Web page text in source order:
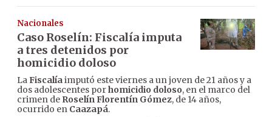
Nacionales
Caso Roselín: Fiscalía imputa
a tres detenidos por
homicidio doloso
LaFiscalíaimputó este viernes a un joven de 21 años y a
dos adolescentes porhomicidio doloso, en el marco del
crimen de Roselín Florentín Gómez, de 14 años,
ocurrido en Caazapá.